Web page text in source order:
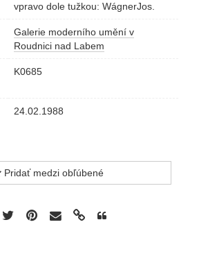
vpravo dole tužkou: WágnerJos.
Galerie moderního umění v
Roudnici nad Labem
K0685
24.02.1988
Pridať medzi obľúbené